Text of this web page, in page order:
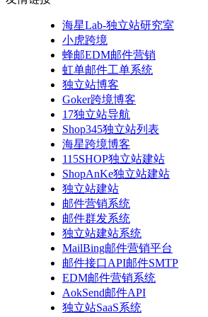
海星Lab-独立站研究室
小虎跨境
蜂邮EDM邮件营销
虹单邮件工单系统
独立站博客
Goker跨境博客
17独立站导航
Shop345独立站列表
海星跨境博客
115SHOP独立站建站
ShopAnKe独立站建站
独立站建站
邮件营销系统
邮件群发系统
独立站建站系统
MailBing邮件营销平台
邮件接口API邮件SMTP
EDM邮件营销系统
AokSend邮件API
独立站SaaS系统